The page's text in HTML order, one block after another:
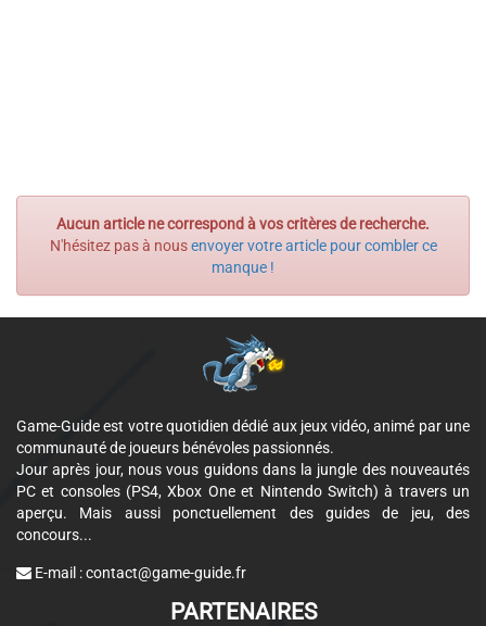
Aucun article ne correspond à vos critères de recherche.
N'hésitez pas à nousenvoyer votre article pour combler ce
manque !
Game-Guide est votre quotidien dédié aux jeux vidéo, animé par une
communauté de joueurs bénévoles passionnés.
Jour après jour, nous vous guidons dans la jungle des nouveautés
PC et consoles (PS4, Xbox One et Nintendo Switch) à travers un
aperçu. Mais aussi ponctuellement des guides de jeu, des
concours...
E-mail :contact@game-guide.fr
PARTENAIRES